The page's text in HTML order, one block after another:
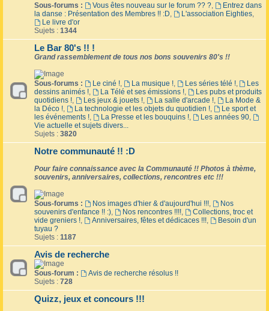
Sous-forums : Vous êtes nouveau sur le forum ?? ?,
Entrez dans
la danse : Présentation des Membres !! :D, L'association Eighties,
Le livre d'or
Sujets : 1344
Le Bar 80's !! !
Grand rassemblement de tous nos bons souvenirs 80's !!
Sous-forums : Le ciné !, La musique !, Les séries télé !,
Les
dessins animés !, La Télé et ses émissions !,
Les pubs et produits
quotidiens !, Les jeux & jouets !, La salle d'arcade !,
La Mode &
la Déco !, La technologie et les objets du quotidien !,
Le sport et
les événements !, La Presse et les bouquins !, Les années 90,
Vie actuelle et sujets divers...
Sujets : 3820
Notre communauté !! :D
Pour faire connaissance avec la Communauté !! Photos à thème,
souvenirs, anniversaires, collections, rencontres etc !!!
Sous-forums : Nos images d'hier & d'aujourd'hui !!!,
Nos
souvenirs d'enfance !! :), Nos rencontres !!!!,
Collections, troc et
vide greniers !, Anniversaires, fêtes et dédicaces !!!,
Besoin d'un
tuyau ?
Sujets : 1187
Avis de recherche
Sous-forum :
Avis de recherche résolus !!
Sujets : 728
Quizz, jeux et concours !!!